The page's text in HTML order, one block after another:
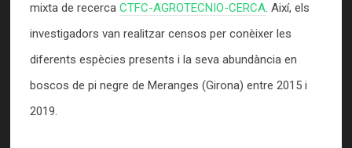
mixta de recerca CTFC-AGROTECNIO-CERCA. Així, els
investigadors van realitzar censos per conèixer les
diferents espècies presents i la seva abundància en
boscos de pi negre de Meranges (Girona) entre 2015 i
2019.